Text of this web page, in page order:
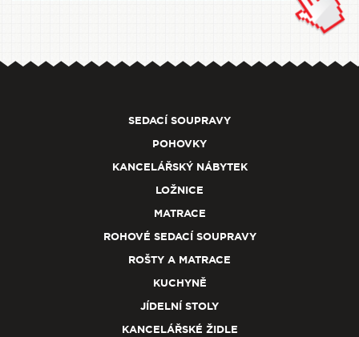
SEDACÍ SOUPRAVY
POHOVKY
KANCELÁŘSKÝ NÁBYTEK
LOŽNICE
MATRACE
ROHOVÉ SEDACÍ SOUPRAVY
ROŠTY A MATRACE
KUCHYNĚ
JÍDELNÍ STOLY
KANCELÁŘSKÉ ŽIDLE